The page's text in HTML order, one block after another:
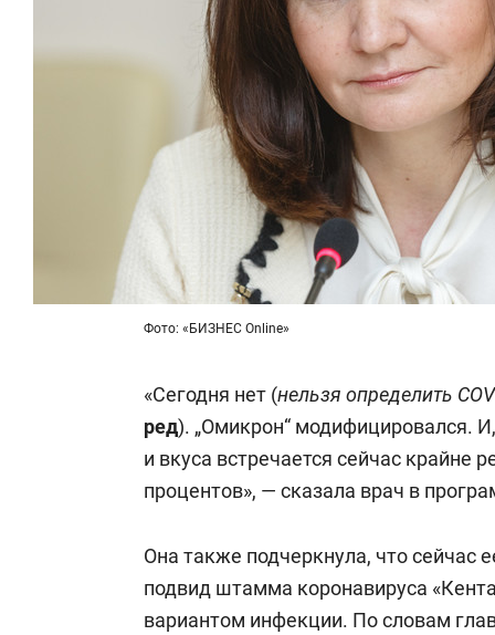
Фото: «БИЗНЕС Online»
«Сегодня нет (нельзя определить
ред). „Омикрон“ модифицировался.
и вкуса встречается сейчас крайне
процентов», — сказала врач в
Она также подчеркнула, что сейчас
подвид штамма коронавируса
вариантом инфекции. По словам